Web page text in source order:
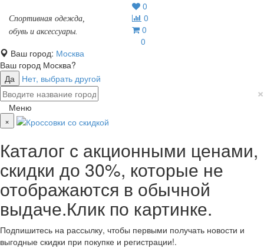
Спортивная одежда,
обувь и аксессуары.
0
0
0
0
Ваш город: Москва
Ваш город Москва?
Да
Нет, выбрать другой
×
Меню
×
Каталог с акционными ценами,
скидки до 30%, которые не
отображаются в обычной
выдаче.Клик по картинке.
Подпишитесь на рассылку, чтобы первыми получать новости и
выгодные скидки при покупке и регистрации!.